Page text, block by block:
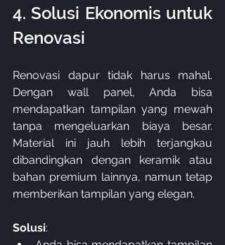
4. Solusi Ekonomis untuk
Renovasi
Renovasi dapur tidak harus mahal.
Dengan wall panel, Anda bisa
mendapatkan tampilan yang mewah
tanpa mengeluarkan biaya besar.
Material ini jauh lebih terjangkau
dibandingkan dengan keramik atau
bahan premium lainnya, namun tetap
memberikan tampilan yang elegan.
Solusi: